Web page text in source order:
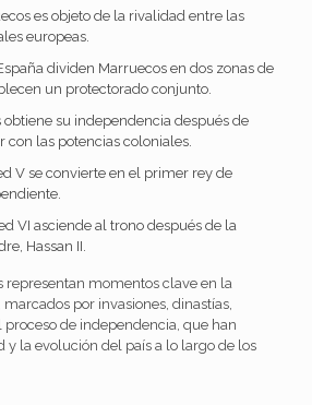
es objeto de la rivalidad entre las
europeas.
dividen Marruecos en dos zonas de
un protectorado conjunto.
obtiene su independencia después de
con las potencias coloniales.
V se convierte en el primer rey de
VI asciende al trono después de la
Hassan II.
representan momentos clave en la
por invasiones, dinastías,
de independencia, que han
y la evolución del país a lo largo de los